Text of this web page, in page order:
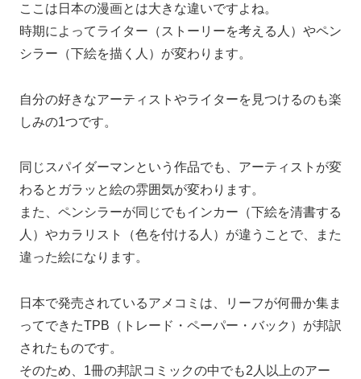
ここは日本の漫画とは大きな違いですよね。
時期によってライター（ストーリーを考える人）やペン
シラー（下絵を描く人）が変わります。
自分の好きなアーティストやライターを見つけるのも楽
しみの1つです。
同じスパイダーマンという作品でも、アーティストが変
わるとガラッと絵の雰囲気が変わります。
また、ペンシラーが同じでもインカー（下絵を清書する
人）やカラリスト（色を付ける人）が違うことで、また
違った絵になります。
日本で発売されているアメコミは、リーフが何冊か集ま
ってできたTPB（トレード・ペーパー・バック）が邦訳
されたものです。
そのため、1冊の邦訳コミックの中でも2人以上のアー